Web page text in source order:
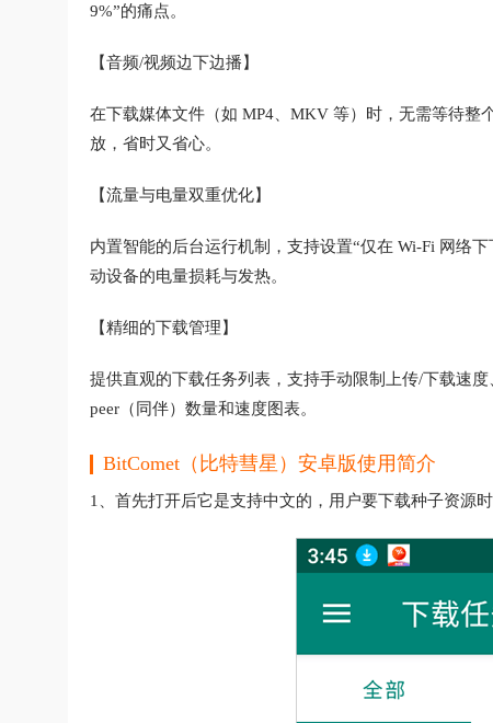
9%”的痛点。
【音频/视频边下边播】
在下载媒体文件（如 MP4、MKV 等）时，无需等待整
放，省时又省心。
【流量与电量双重优化】
内置智能的后台运行机制，支持设置“仅在 Wi-Fi 网络
动设备的电量损耗与发热。
【精细的下载管理】
提供直观的下载任务列表，支持手动限制上传/下载速
peer（同伴）数量和速度图表。
BitComet（比特彗星）安卓版使用简介
1、首先打开后它是支持中文的，用户要下载种子资源